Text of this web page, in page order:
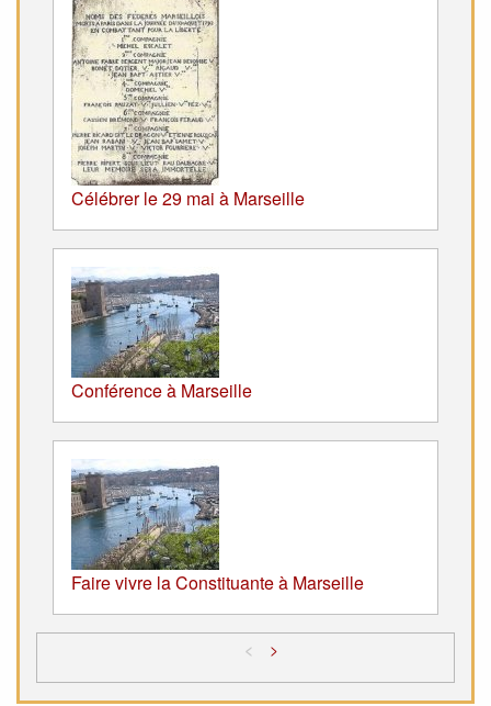
Célébrer le 29 mai à Marseille
Conférence à Marseille
Faire vivre la Constituante à Marseille
< >